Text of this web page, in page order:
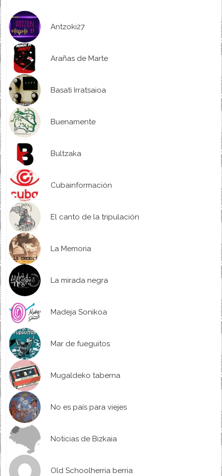
Antzoki27
Arañas de Marte
Basati Irratsaioa
Buenamente
Bultzaka
Cubainformación
El canto de la tripulación
La Memoria
La mirada negra
Madeja Sonikoa
Mar de fueguitos
Mugaldeko taberna
No es país para viejes
Noticias de Bizkaia
Old Schoolherria berria